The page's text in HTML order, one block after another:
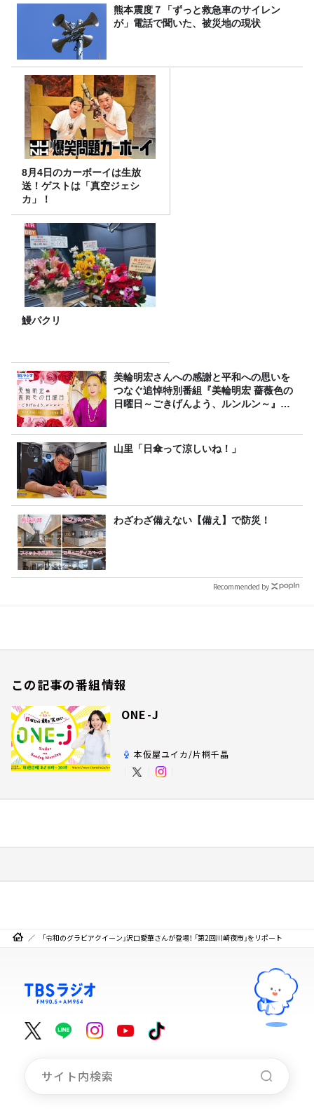
熊本震度７「ずっと救急車のサイレン
が」電話で聞いた、被災地の現状
8月4日のカーボーイは生放
送！ゲストは「真空ジェシ
カ」！
鰻パクリ
美輪明宏さんへの感謝と平和への思いを
つなぐ追悼特別番組『美輪明宏 薔薇色の
日曜日～ごきげんよう、ルンルン～』
山里「日傘って涼しいね！」
わざわざ備えない【備え】で防災！
Recommended by
この記事の番組情報
ONE-J
本仮屋ユイカ/片桐千晶
「令和のグラビアクイーン」沢口愛華さんが登場！ 「第2回川崎夜市」をリポート